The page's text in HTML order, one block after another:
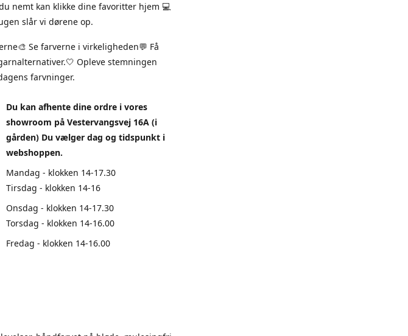
nemt kan klikke dine favoritter hjem 💻
slår vi dørene op.
Se farverne i virkeligheden💬 Få
Opleve stemningen
farvninger.
Du kan afhente dine ordre i vores
showroom på Vestervangsvej 16A (i
gården) Du vælger dag og tidspunkt i
webshoppen.
Mandag - klokken 14-17.30
Tirsdag - klokken 14-16
Onsdag - klokken 14-17.30
Torsdag - klokken 14-16.00
Fredag - klokken 14-16.00